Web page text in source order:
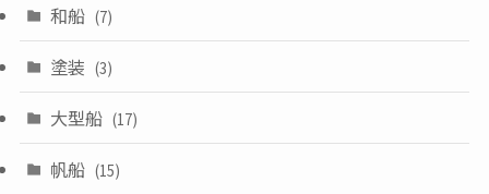
和船 (7)
塗装 (3)
大型船 (17)
帆船 (15)